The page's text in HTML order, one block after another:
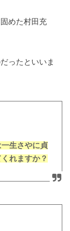
めた村田充
ったといいま
生さやに貞
れますか？